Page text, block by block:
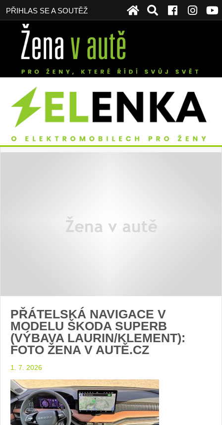
PŘIHLAS SE A SOUTĚŽ
PŘÁTELSKÁ NAVIGACE V
MODELU ŠKODA SUPERB
(VÝBAVA LAURIN/KLEMENT):
FOTO ŽENA V AUTĚ.CZ
1. 7. 2026